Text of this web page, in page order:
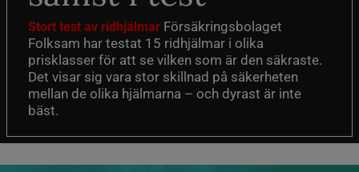
Stort test av ridhjälmar Försäkringsbolaget
Folksam har testat 15 ridhjälmar i olika
prisklasser för att se vilken som är den säkraste.
Det visar sig vara stor skillnad på säkerheten
mellan de olika hjälmarna – och dyrast är inte
bäst.